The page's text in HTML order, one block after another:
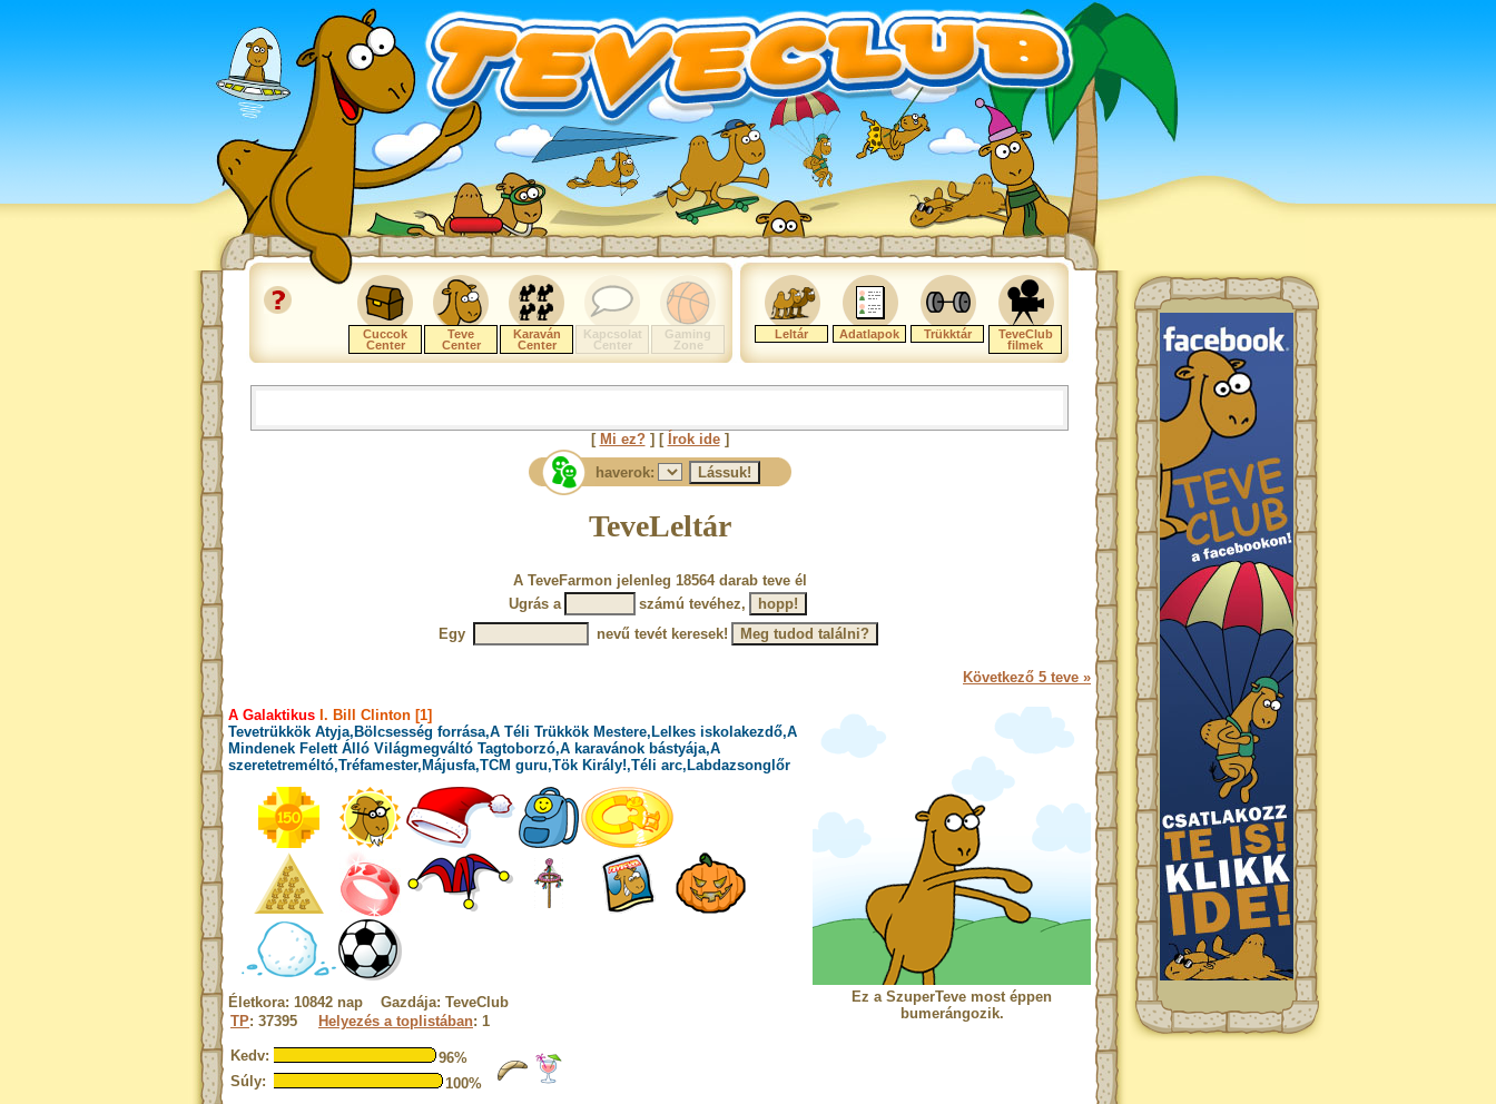
Cuccok
Center
Teve
Center
Karaván
Center
Kapcsolat
Center
Gaming
Zone
Leltár Adatlapok Trükktár
TeveClub
filmek
[ Mi ez?] [ Írok ide]
haverok:
TeveLeltár
A TeveFarmon jelenleg 18564 darab teve él
Ugrás a
számú tevéhez,
Egy
nevű tevét keresek!
Következő 5 teve »
A Galaktikus I. Bill Clinton [1]
Tevetrükkök Atyja,Bölcsesség forrása,A Téli Trükkök Mestere,Lelkes iskolakezdő,A
Mindenek Felett Álló Világmegváltó Tagtoborzó,A karavánok bástyája,A
szeretetreméltó,Tréfamester,Májusfa,TCM guru,Tök Király!,Téli arc,Labdazsonglőr
Életkora: 10842 nap Gazdája: TeveClub
TP: 37395 Helyezés a toplistában: 1
Kedv:
96%
Súly:
100%
Ez a SzuperTeve most éppen
bumerángozik.